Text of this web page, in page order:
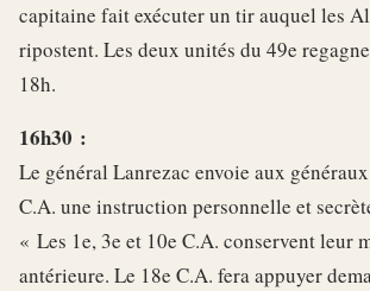
capitaine fait exécuter un tir auquel les
ripostent. Les deux unités du 49e
18h.
16h30 :
Le général Lanrezac envoie aux
C.A. une instruction personnelle et
« Les 1e, 3e et 10e C.A. conservent leur
antérieure. Le 18e C.A. fera appuyer